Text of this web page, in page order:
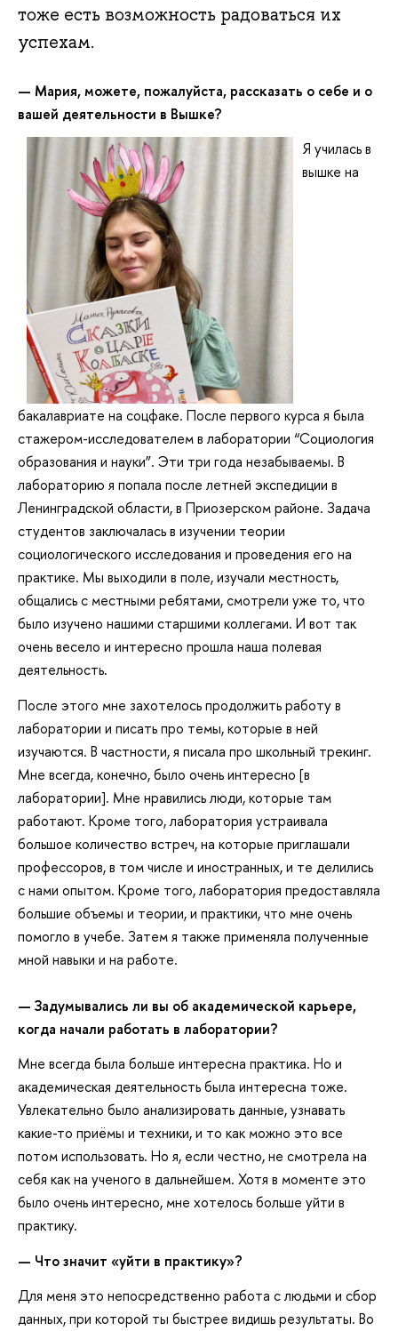
тоже есть возможность радоваться их
успехам.
— Мария, можете, пожалуйста, рассказать о себе и о
вашей деятельности в Вышке?
Я училась в
вышке на
бакалавриате на соцфаке. После первого курса я была
стажером-исследователем в лаборатории “Социология
образования и науки”. Эти три года незабываемы. В
лабораторию я попала после летней экспедиции в
Ленинградской области, в Приозерском районе. Задача
студентов заключалась в изучении теории
социологического исследования и проведения его на
практике. Мы выходили в поле, изучали местность,
общались с местными ребятами, смотрели уже то, что
было изучено нашими старшими коллегами. И вот так
очень весело и интересно прошла наша полевая
деятельность.
После этого мне захотелось продолжить работу в
лаборатории и писать про темы, которые в ней
изучаются. В частности, я писала про школьный трекинг.
Мне всегда, конечно, было очень интересно [в
лаборатории]. Мне нравились люди, которые там
работают. Кроме того, лаборатория устраивала
большое количество встреч, на которые приглашали
профессоров, в том числе и иностранных, и те делились
с нами опытом. Кроме того, лаборатория предоставляла
большие объемы и теории, и практики, что мне очень
помогло в учебе. Затем я также применяла полученные
мной навыки и на работе.
— Задумывались ли вы об академической карьере,
когда начали работать в лаборатории?
Мне всегда была больше интересна практика. Но и
академическая деятельность была интересна тоже.
Увлекательно было анализировать данные, узнавать
какие-то приёмы и техники, и то как можно это все
потом использовать. Но я, если честно, не смотрела на
себя как на ученого в дальнейшем. Хотя в моменте это
было очень интересно, мне хотелось больше уйти в
практику.
— Что значит «уйти в практику»?
Для меня это непосредственно работа с людьми и сбор
данных, при которой ты быстрее видишь результаты. Во